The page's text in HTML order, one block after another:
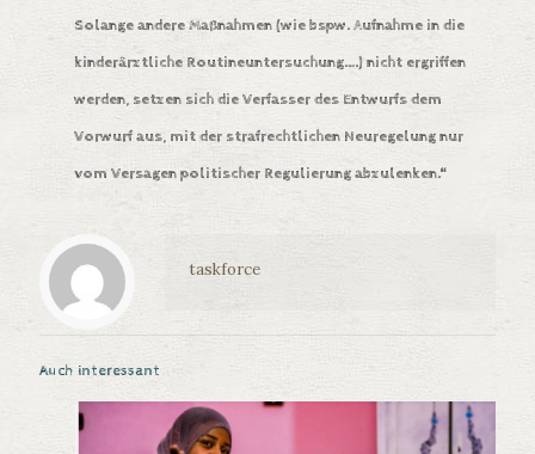
Solange andere Maßnahmen (wie bspw. Aufnahme in die
kinderärztliche Routineuntersuchung….) nicht ergriffen
werden, setzen sich die Verfasser des Entwurfs dem
Vorwurf aus, mit der strafrechtlichen Neuregelung nur
vom Versagen politischer Regulierung abzulenken.“
taskforce
Auch interessant